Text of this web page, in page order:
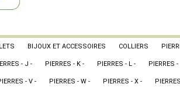
BIJOUX ET ACCESSOIRES COLLIERS
- J - PIERRES - K - PIERRES - L - PIERRES
- V - PIERRES - W - PIERRES - X -